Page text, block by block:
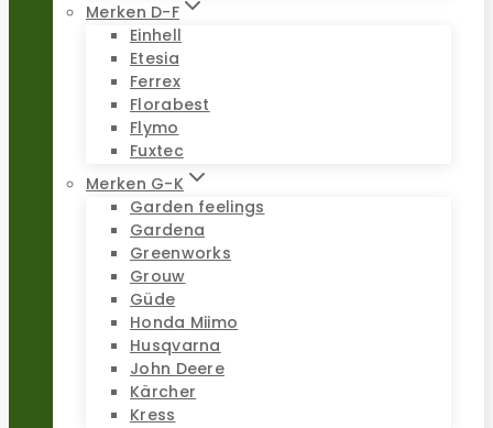
Merken D-F
Einhell
Etesia
Ferrex
Florabest
Flymo
Fuxtec
Merken G-K
Garden feelings
Gardena
Greenworks
Grouw
Güde
Honda Miimo
Husqvarna
John Deere
Kärcher
Kress